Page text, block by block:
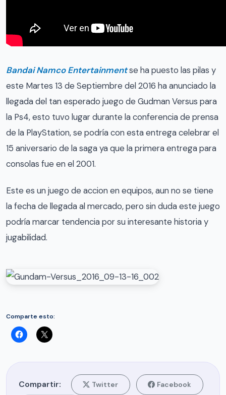
Bandai Namco Entertainmentse ha puesto las pilas y
este Martes 13 de Septiembre del 2016 ha anunciado la
llegada del tan esperado juego de Gudman Versus para
la Ps4, esto tuvo lugar durante la conferencia de prensa
de la PlayStation, se podría con esta entrega celebrar el
15 aniversario de la saga ya que la primera entrega para
consolas fue en el 2001.
Este es un juego de accion en equipos, aun no se tiene
la fecha de llegada al mercado, pero sin duda este juego
podría marcar tendencia por su interesante historia y
jugabilidad.
Comparte esto:
Compartir: Twitter Facebook